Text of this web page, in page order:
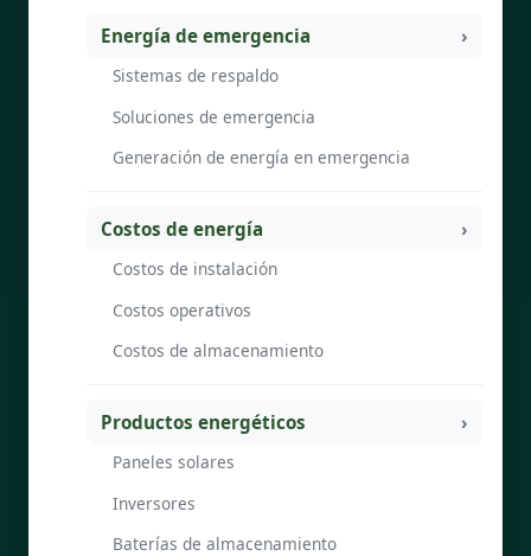
Energía de emergencia
Sistemas de respaldo
Soluciones de emergencia
Generación de energía en emergencia
Costos de energía
Costos de instalación
Costos operativos
Costos de almacenamiento
Productos energéticos
Paneles solares
Inversores
Baterías de almacenamiento